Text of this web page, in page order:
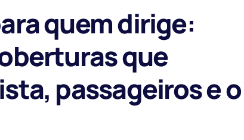
quem dirige:
que
passageiros e o